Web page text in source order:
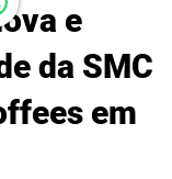
e
da SMC
em